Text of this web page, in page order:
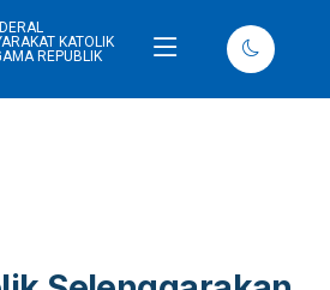
KATOLIK
REPUBLIK